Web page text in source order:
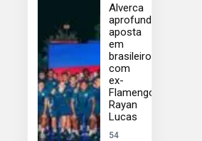
Alverca
aprofunda
aposta
em
brasileiros
com
ex-
Flamengo
Rayan
Lucas
54